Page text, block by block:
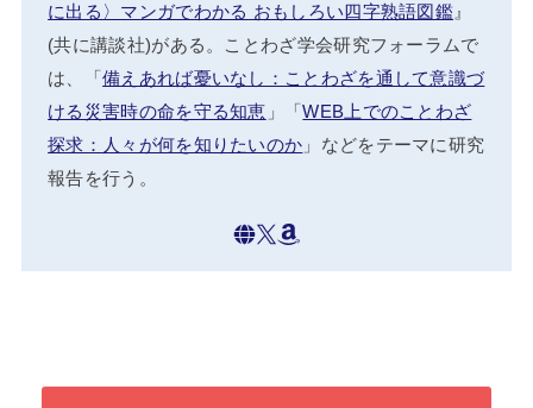
に出る〉マンガでわかる おもしろい四字熟語図鑑 』
(共に講談社)がある。ことわざ学会研究フォーラムで
は、「備えあれば憂いなし：ことわざを通して意識づ
ける災害時の命を守る知恵 」「WEB上でのことわざ
探求：人々が何を知りたいのか 」などをテーマに研究
報告を行う。